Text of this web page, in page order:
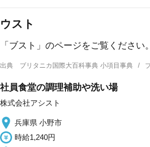
ウスト
「ブスト」のページをご覧ください。
出典 ブリタニカ国際大百科事典 小項目事典
社員食堂の調理補助や洗い場
株式会社アシスト
兵庫県 小野市
時給1,240円